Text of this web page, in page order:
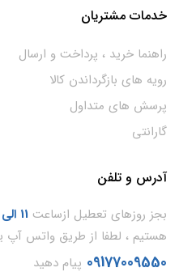
خدمات مشتریان
راهنما خرید ، پرداخت و ارسال
رویه های بازگرداندن کالا
پرسش های متداول
گارانتی
آدرس و تلفن
بجز روزهای تعطیل ازساعت 11 الی 14
هستیم ، لطفا از طریق واتس آپ
09177009550 پیام دهید